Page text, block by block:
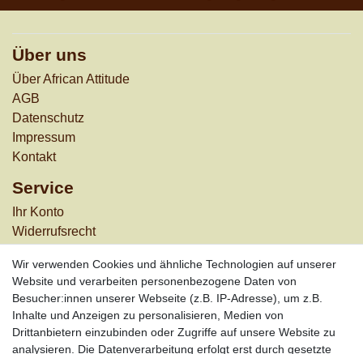
Über uns
Über African Attitude
AGB
Datenschutz
Impressum
Kontakt
Service
Ihr Konto
Widerrufs­recht
Zahlungsarten
Informationen
Werbung
Links
Wir verwenden Cookies und ähnliche Technologien auf unserer
Website und verarbeiten personenbezogene Daten von
Besucher:innen unserer Webseite (z.B. IP-Adresse), um z.B.
Inhalte und Anzeigen zu personalisieren, Medien von
Drittanbietern einzubinden oder Zugriffe auf unsere Website zu
analysieren. Die Datenverarbeitung erfolgt erst durch gesetzte